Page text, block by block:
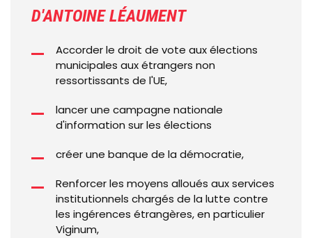
D'ANTOINE LÉAUMENT
Accorder le droit de vote aux élections
municipales aux étrangers non
ressortissants de l'UE,
lancer une campagne nationale
d'information sur les élections
créer une banque de la démocratie,
Renforcer les moyens alloués aux services
institutionnels chargés de la lutte contre
les ingérences étrangères, en particulier
Viginum,